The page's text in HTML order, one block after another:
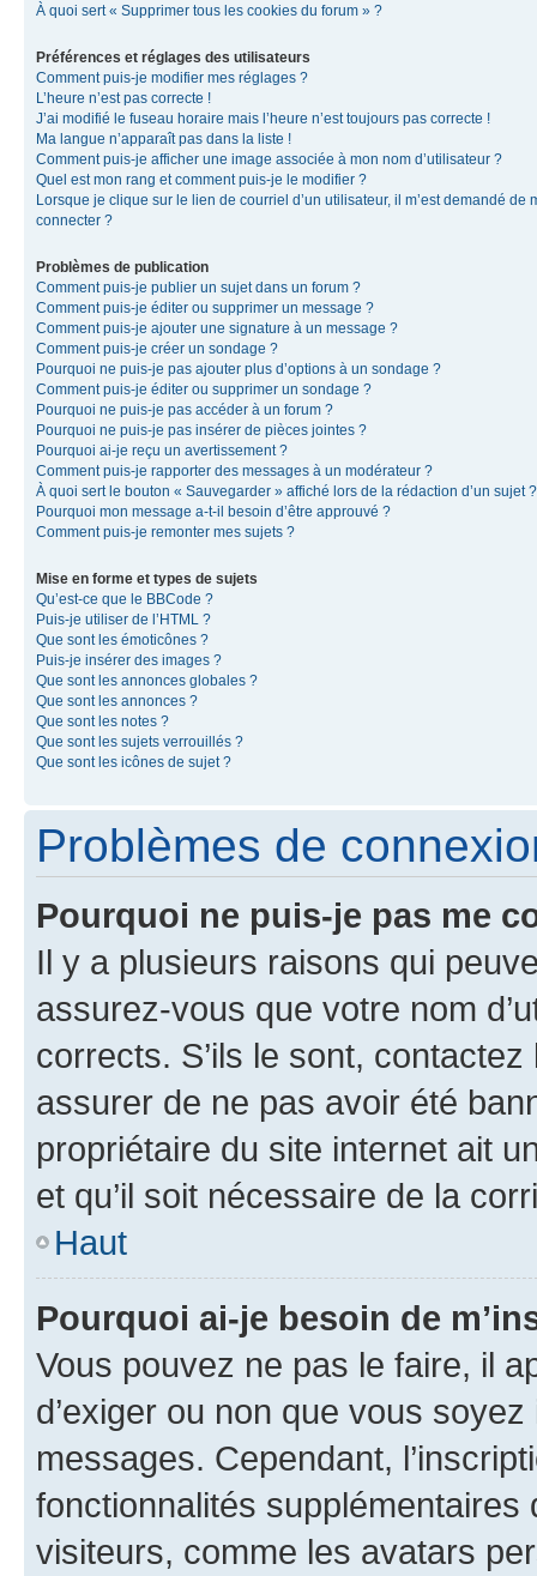
À quoi sert « Supprimer tous les cookies du forum » ?
Préférences et réglages des utilisateurs
Comment puis-je modifier mes réglages ?
L’heure n’est pas correcte !
J’ai modifié le fuseau horaire mais l’heure n’est toujours pas correcte !
Ma langue n’apparaît pas dans la liste !
Comment puis-je afficher une image associée à mon nom d’utilisateur ?
Quel est mon rang et comment puis-je le modifier ?
Lorsque je clique sur le lien de courriel d’un utilisateur, il m’est demandé de
connecter ?
Problèmes de publication
Comment puis-je publier un sujet dans un forum ?
Comment puis-je éditer ou supprimer un message ?
Comment puis-je ajouter une signature à un message ?
Comment puis-je créer un sondage ?
Pourquoi ne puis-je pas ajouter plus d’options à un sondage ?
Comment puis-je éditer ou supprimer un sondage ?
Pourquoi ne puis-je pas accéder à un forum ?
Pourquoi ne puis-je pas insérer de pièces jointes ?
Pourquoi ai-je reçu un avertissement ?
Comment puis-je rapporter des messages à un modérateur ?
À quoi sert le bouton « Sauvegarder » affiché lors de la rédaction d’un sujet ?
Pourquoi mon message a-t-il besoin d’être approuvé ?
Comment puis-je remonter mes sujets ?
Mise en forme et types de sujets
Qu’est-ce que le BBCode ?
Puis-je utiliser de l’HTML ?
Que sont les émoticônes ?
Puis-je insérer des images ?
Que sont les annonces globales ?
Que sont les annonces ?
Que sont les notes ?
Que sont les sujets verrouillés ?
Que sont les icônes de sujet ?
Problèmes de
Pourquoi ne puis-je pas me
Il y a plusieurs raisons qui
assurez-vous que votre nom
corrects. S’ils le sont,
assurer de ne pas avoir été
propriétaire du site internet ait
et qu’il soit nécessaire de la
Haut
Pourquoi ai-je besoin de
Vous pouvez ne pas le faire, il
d’exiger ou non que vous
messages. Cependant,
fonctionnalités
visiteurs, comme les avatars